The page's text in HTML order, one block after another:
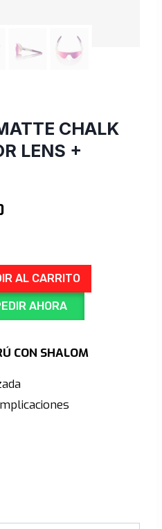
CHALK
LENS +
El
es:
S/469.00.
AL CARRITO
AHORA
CON SHALOM